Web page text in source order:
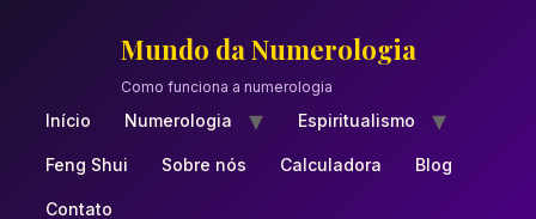
Mundo da Numerologia
Como funciona a numerologia
Início Numerologia Espiritualismo
Feng Shui Sobre nós Calculadora Blog
Contato